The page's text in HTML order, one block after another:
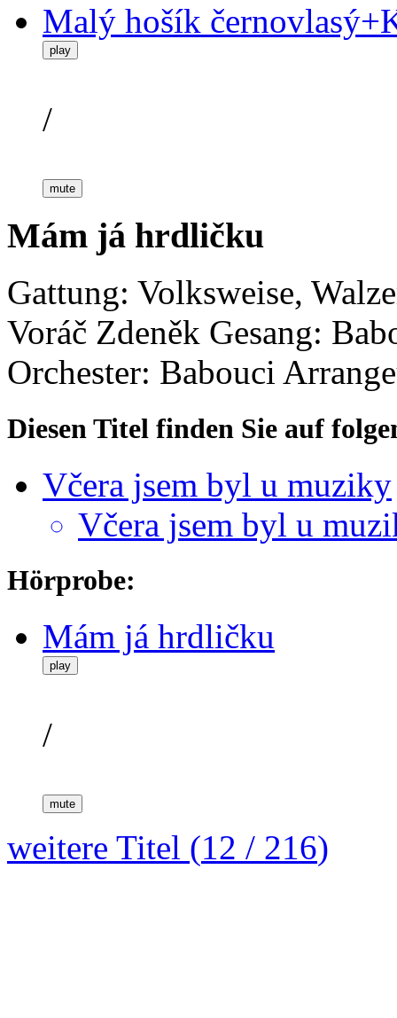
Malý hošík
play
/
mute
Mám já hrdličku
Gattung: Volksweise,
Voráč Zdeněk Gesang:
Orchester: Babouci
Diesen Titel finden Sie auf
Včera jsem byl u muziky
Včera jsem byl u
Hörprobe:
Mám já hrdličku
play
/
mute
weitere Titel (12 / 216)